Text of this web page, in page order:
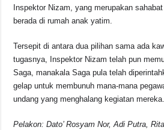
Inspektor Nizam, yang merupakan
berada di rumah anak yatim.
Tersepit di antara dua pilihan sama ada
tugasnya, Inspektor Nizam telah pun
Saga, manakala Saga pula telah
gelap untuk membunuh mana-mana
undang yang menghalang kegiatan mereka.
Pelakon: Dato’ Rosyam Nor, Adi Putra,